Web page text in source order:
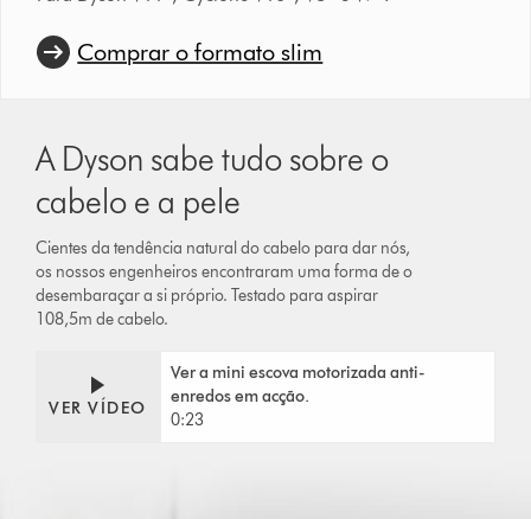
Comprar o formato slim
A Dyson sabe tudo sobre o
cabelo e a pele
Cientes da tendência natural do cabelo para dar nós,
os nossos engenheiros encontraram uma forma de o
desembaraçar a si próprio. Testado para aspirar
108,5m de cabelo.
Transcript
transcrição
VER VÍDEO
Ver a mini escova motorizada anti-
enredos em acção.
0:23